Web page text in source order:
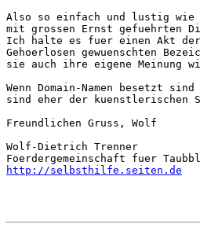
Also so einfach und lustig
mit grossen Ernst gefuehrten
Ich halte es fuer einen Akt
Gehoerlosen gewuenschten
sie auch ihre eigene Meinung
Wenn Domain-Namen besetzt
sind eher der kuenstlerischen
Freundlichen Gruss, Wolf
Wolf-Dietrich Trenner
http://selbsthilfe.seiten.de